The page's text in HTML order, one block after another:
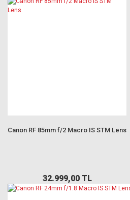
Canon RF 85mm f/2 Macro IS STM Lens
32.999,00 TL